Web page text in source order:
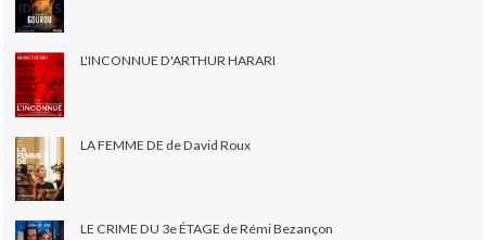
L'INCONNUE D'ARTHUR HARARI
LA FEMME DE de David Roux
LE CRIME DU 3e ÉTAGE de Rémi Bezançon